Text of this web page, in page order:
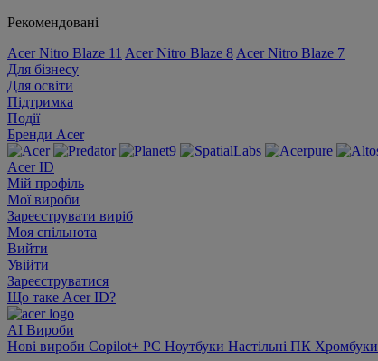
Рекомендовані
Acer Nitro Blaze 11 Acer Nitro Blaze 8 Acer Nitro Blaze 7
Для бізнесу
Для освіти
Підтримка
Події
Бренди Acer
Acer ID
Мій профіль
Мої вироби
Зареєструвати виріб
Моя спільнота
Вийти
Увійти
Зареєструватися
Що таке Acer ID?
AI Вироби
Нові вироби Copilot+ PC Ноутбуки Настільні ПК Хромбуки